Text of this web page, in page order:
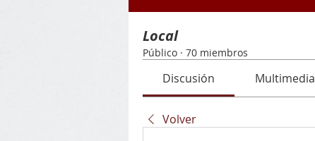
Local
Público · 70 miembros
Discusión Multimedia
Volver